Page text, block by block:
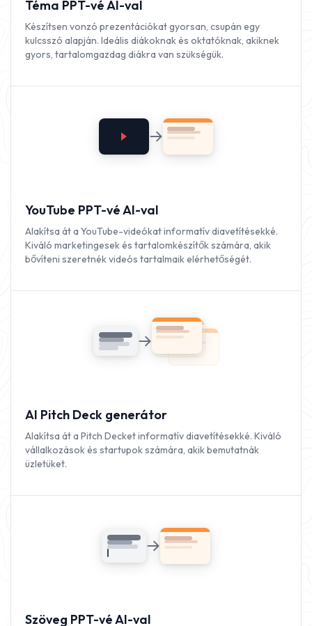
Téma PPT-vé AI-val
Készítsen vonzó prezentációkat gyorsan, csupán egy
kulcsszó alapján. Ideális diákoknak és oktatóknak, akiknek
gyors, tartalomgazdag diákra van szükségük.
YouTube PPT-vé AI-val
Alakítsa át a YouTube-videókat informatív diavetítésekké.
Kiváló marketingesek és tartalomkészítők számára, akik
bővíteni szeretnék videós tartalmaik elérhetőségét.
AI Pitch Deck generátor
Alakítsa át a Pitch Decket informatív diavetítésekké. Kiváló
vállalkozások és startupok számára, akik bemutatnák
üzletüket.
Szöveg PPT-vé AI-val